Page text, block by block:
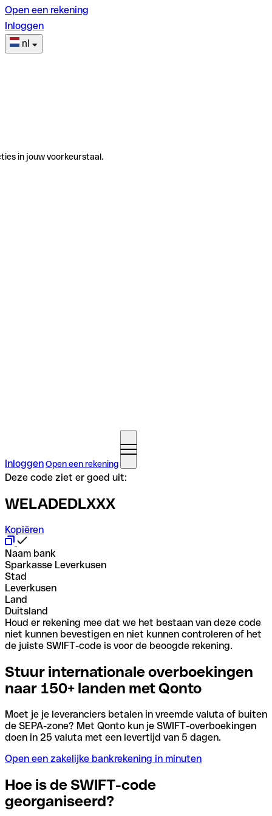
Open een rekening
Inloggen
nl
in jouw voorkeurstaal.
InloggenOpen een rekening
Deze code ziet er goed uit:
WELADEDLXXX
Kopiëren
Naam bank
Sparkasse Leverkusen
Stad
Leverkusen
Land
Duitsland
Houd er rekening mee dat we het bestaan van deze code
niet kunnen bevestigen en niet kunnen controleren of het
de juiste SWIFT-code is voor de beoogde rekening.
Stuur internationale overboekingen
naar 150+ landen met Qonto
Moet je je leveranciers betalen in vreemde valuta of buiten
de SEPA-zone? Met Qonto kun je SWIFT-overboekingen
doen in 25 valuta met een levertijd van 5 dagen.
Open een zakelijke bankrekening in minuten
Hoe is de SWIFT-code
georganiseerd?